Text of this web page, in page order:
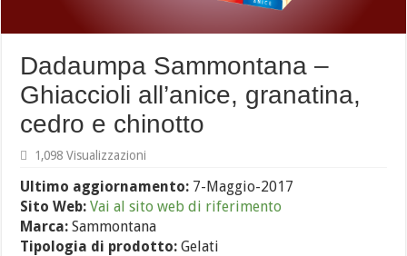
Dadaumpa Sammontana –
Ghiaccioli all’anice, granatina,
cedro e chinotto
1,098 Visualizzazioni
Ultimo aggiornamento: 7-Maggio-2017
Sito Web: Vai al sito web di riferimento
Marca: Sammontana
Tipologia di prodotto: Gelati